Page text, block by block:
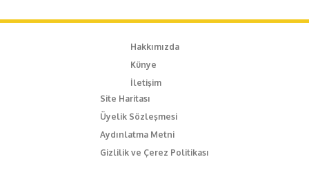
Hakkımızda
Künye
İletişim
Site Haritası
Üyelik Sözleşmesi
Aydınlatma Metni
Gizlilik ve Çerez Politikası